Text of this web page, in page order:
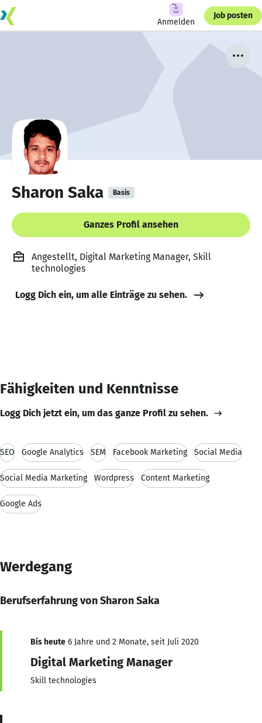
Anmelden
Job posten
Sharon Saka Basis
Ganzes Profil ansehen
Angestellt, Digital Marketing Manager, Skill
technologies
Logg Dich ein, um alle Einträge zu sehen.
Fähigkeiten und Kenntnisse
Logg Dich jetzt ein, um das ganze Profil zu sehen.
SEO Google Analytics SEM Facebook Marketing Social Media
Social Media Marketing Wordpress Content Marketing
Google Ads
Werdegang
Berufserfahrung von Sharon Saka
Bis heute 6 Jahre und 2 Monate, seit Juli 2020
Digital Marketing Manager
Skill technologies